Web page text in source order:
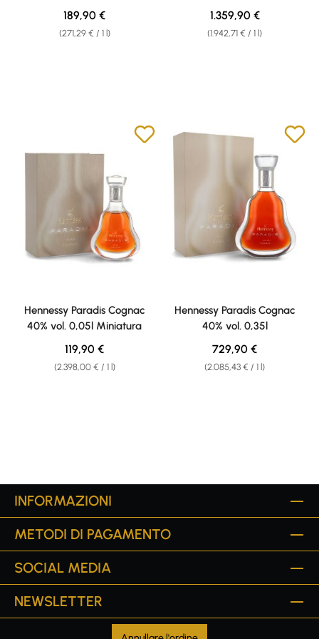
(271,29 € / 1 l)
Regular price:
189,90 €
(1.942,71 € / 1 l)
Regular price:
1.359,90 €
Hennessy Paradis Cognac
40% vol. 0,05l Miniatura
(2.398,00 € / 1 l)
Regular price:
119,90 €
Hennessy Paradis Cognac
40% vol. 0,35l
(2.085,43 € / 1 l)
Regular price:
729,90 €
INFORMAZIONI
METODI DI PAGAMENTO
SOCIAL MEDIA
NEWSLETTER